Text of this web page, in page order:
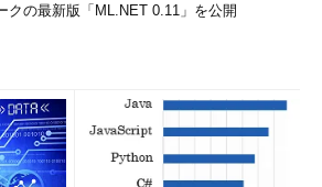
クの最新版「ML.NET 0.11」を公開